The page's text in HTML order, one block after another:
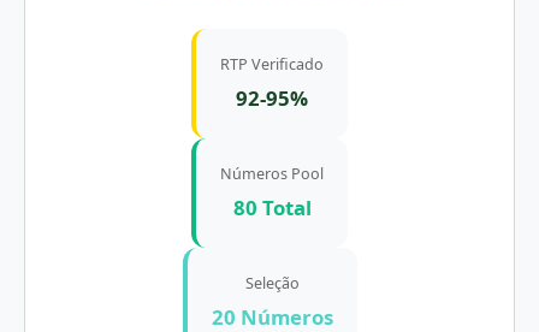
RTP Verificado
92-95%
Números Pool
80 Total
Seleção
20 Números